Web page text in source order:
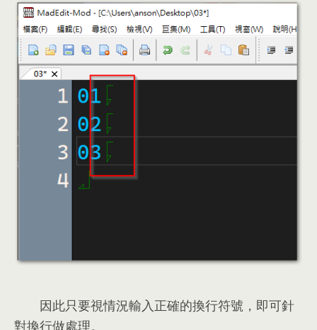
因此只要視情況輸入正確的換行符號 ， 即可針
對換行做處理。